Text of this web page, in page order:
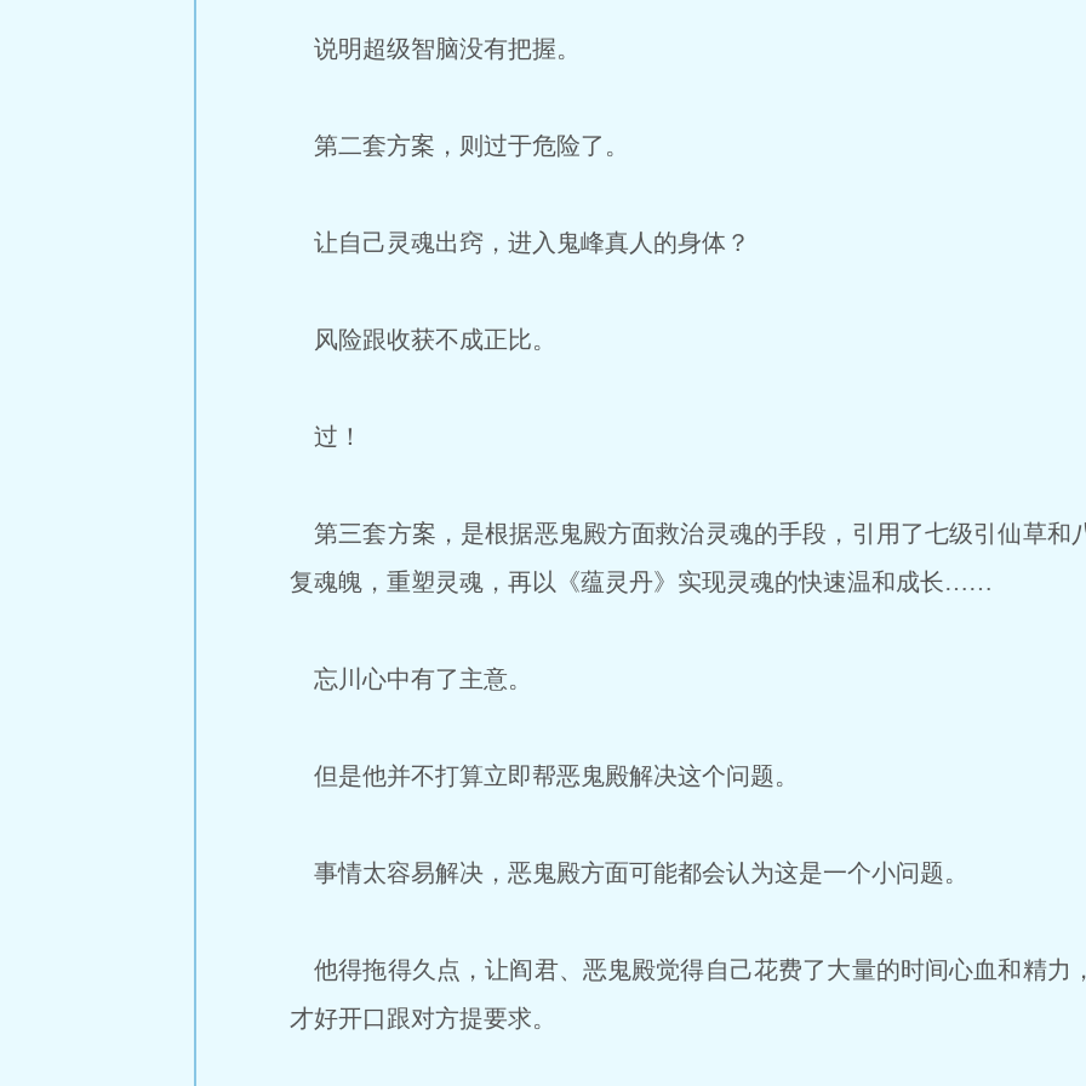
说明超级智脑没有把握。
第二套方案，则过于危险了。
让自己灵魂出窍，进入鬼峰真人的身体？
风险跟收获不成正比。
过！
第三套方案，是根据恶鬼殿方面救治灵魂的手段，引用了七级引仙草和
复魂魄，重塑灵魂，再以《蕴灵丹》实现灵魂的快速温和成长……
忘川心中有了主意。
但是他并不打算立即帮恶鬼殿解决这个问题。
事情太容易解决，恶鬼殿方面可能都会认为这是一个小问题。
他得拖得久点，让阎君、恶鬼殿觉得自己花费了大量的时间心血和精力
才好开口跟对方提要求。